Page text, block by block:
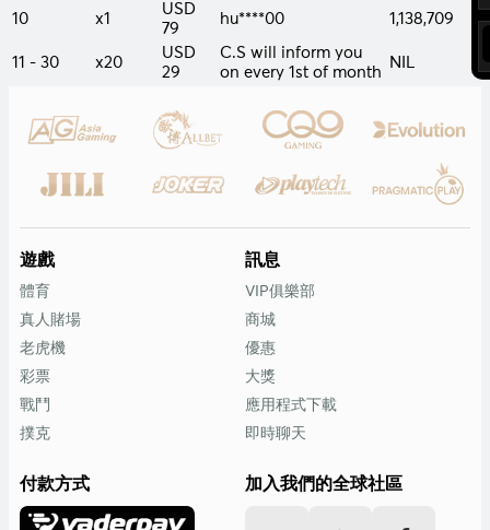
10 x1
USD
79
hu****00 1,138,709
11 - 30 x20
USD
29
C.S will inform you
on every 1st of month
NIL
遊戲
體育
真人賭場
老虎機
彩票
戰鬥
撲克
訊息
VIP俱樂部
商城
優惠
大獎
應用程式下載
即時聊天
付款方式 加入我們的全球社區